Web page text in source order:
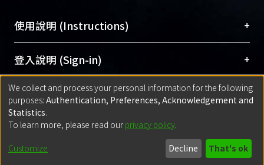
用逐年攀升。同時可加速研究發展、提升研究影響
Archive）平台。 （點選深入了解OA）
含部分內容的版權非匯入者所有，或由第三方贊
助與合作完成，請確認該版權所有者及第三方同
意提供此授權。
Please represent that the submission is your
original work, and that you have the right to
grant the rights to upload.
若欲上傳已出版的全文電子檔，可使用
policy finder
網站查詢，以確認出版單位之版權
政策。
使用說明 (Instructions) +
網站簡介(Quickstart Guide)
使用手冊(Instruction Manual)
線上預約服務(Booking Service)
登入說明 (Sign-in) +
方案一：臺灣大學計算機中心帳號登入
(With C&INC Email Account)
方案二：ORCID帳號登入(With ORCID)
匯入著作 (Submission) +
方案一：定期更新ORCID者，以ID匯入
for identifier (ORCID))
方案二：
(Default mode Submission)
Built withDSpace-CRIS software
- Extension maintained and optimized
We collect and process your personal information for the following
purposes: Authentication, Preferences, Acknowledgement and
Statistics.
To learn more, please read our privacy policy.
Customize Decline That's ok